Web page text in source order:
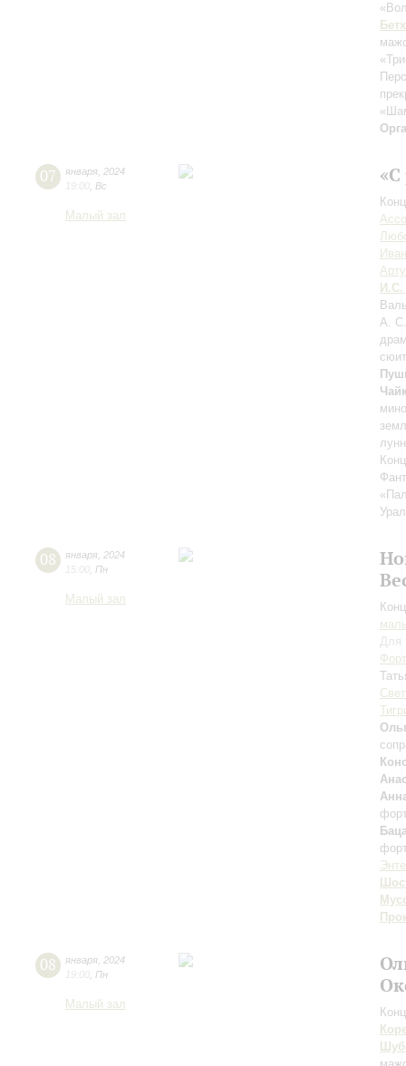
07 января 2024
19:00 Вс
Малый зал
И.С.
А.
08 января 2024
15:00 Пн
Малый зал
Для
08 января 2024
19:00 Пн
Малый зал